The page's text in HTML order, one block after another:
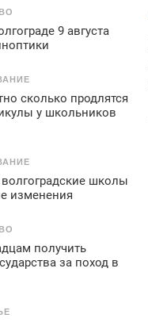
9 августа
сколько продлятся
у школьников
школы
изменения
получить
за поход в